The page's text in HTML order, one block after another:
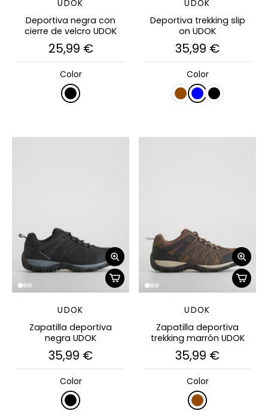
UDOK
Deportiva negra con
cierre de velcro UDOK
25,99 €
Color
UDOK
Deportiva trekking slip
on UDOK
35,99 €
Color
UDOK
Zapatilla deportiva
negra UDOK
35,99 €
Color
UDOK
Zapatilla deportiva
trekking marrón UDOK
35,99 €
Color